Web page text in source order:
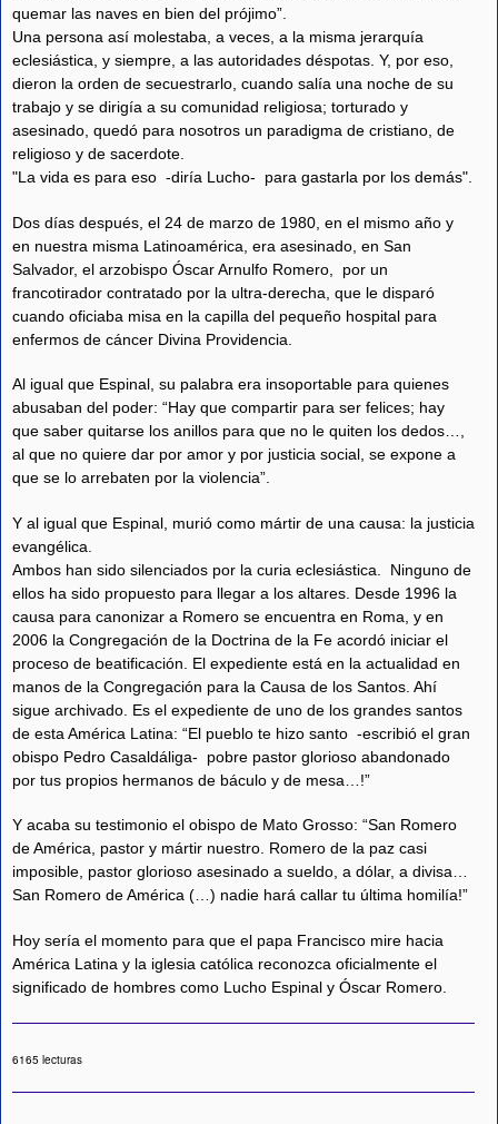
quemar las naves en bien del prójimo”.
Una persona así molestaba, a veces, a la misma jerarquía
eclesiástica, y siempre, a las autoridades déspotas. Y, por eso,
dieron la orden de secuestrarlo, cuando salía una noche de su
trabajo y se dirigía a su comunidad religiosa; torturado y
asesinado, quedó para nosotros un paradigma de cristiano, de
religioso y de sacerdote.
"La vida es para eso -diría Lucho- para gastarla por los demás".
Dos días después, el 24 de marzo de 1980, en el mismo año y
en nuestra misma Latinoamérica, era asesinado, en San
Salvador, el arzobispo Óscar Arnulfo Romero, por un
francotirador contratado por la ultra-derecha, que le disparó
cuando oficiaba misa en la capilla del pequeño hospital para
enfermos de cáncer Divina Providencia.
Al igual que Espinal, su palabra era insoportable para quienes
abusaban del poder: “Hay que compartir para ser felices; hay
que saber quitarse los anillos para que no le quiten los dedos…,
al que no quiere dar por amor y por justicia social, se expone a
que se lo arrebaten por la violencia”.
Y al igual que Espinal, murió como mártir de una causa: la justicia
evangélica.
Ambos han sido silenciados por la curia eclesiástica. Ninguno de
ellos ha sido propuesto para llegar a los altares. Desde 1996 la
causa para canonizar a Romero se encuentra en Roma, y en
2006 la Congregación de la Doctrina de la Fe acordó iniciar el
proceso de beatificación. El expediente está en la actualidad en
manos de la Congregación para la Causa de los Santos. Ahí
sigue archivado. Es el expediente de uno de los grandes santos
de esta América Latina: “El pueblo te hizo santo -escribió el gran
obispo Pedro Casaldáliga- pobre pastor glorioso abandonado
por tus propios hermanos de báculo y de mesa…!”
Y acaba su testimonio el obispo de Mato Grosso: “San Romero
de América, pastor y mártir nuestro. Romero de la paz casi
imposible, pastor glorioso asesinado a sueldo, a dólar, a divisa…
San Romero de América (…) nadie hará callar tu última homilía!”
Hoy sería el momento para que el papa Francisco mire hacia
América Latina y la iglesia católica reconozca oficialmente el
significado de hombres como Lucho Espinal y Óscar Romero.
6165 lecturas